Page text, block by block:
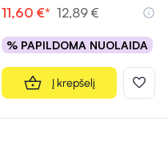
11,60 €* 12,89 €
% PAPILDOMA NUOLAIDA
Į krepšelį